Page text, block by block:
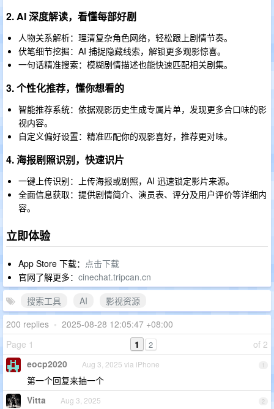
2. AI 深度解读，看懂每部好剧
人物关系解析：理清复杂角色网络，轻松跟上剧情节奏。
伏笔细节挖掘：AI 捕捉隐藏线索，解锁更多观影惊喜。
一句话精准搜索：模糊剧情描述也能快速匹配相关剧集。
3. 个性化推荐，懂你想看的
智能推荐系统：依据观影历史生成专属片单，发现更多合口味的影
视内容。
自定义偏好设置：精准匹配你的观影喜好，推荐更对味。
4. 海报剧照识别，快速识片
一键上传识别：上传海报或剧照，AI 迅速锁定影片来源。
全面信息获取：提供剧情简介、演员表、评分及用户评价等详细内
容。
立即体验
App Store 下载： 点击下载
官网了解更多： cinechat.tripcan.cn
搜索工具
AI
影视资源
200 replies • 2025-08-28 12:05:47 +08:00
Page 1
of 2
1 2
1
eocp2020 Aug 3, 2025 via iPhone
第一个回复来抽一个
2
Vitta Aug 3, 2025